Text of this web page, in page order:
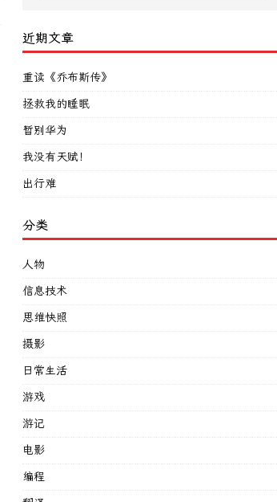
近期文章
重读《乔布斯传》
拯救我的睡眠
暂别华为
我没有天赋！
出行难
分类
人物
信息技术
思维快照
摄影
日常生活
游戏
游记
电影
编程